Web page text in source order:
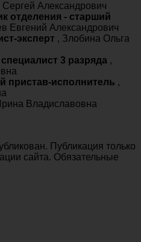
Александрович
отделения - старший
Евгений Александрович
эксперт , Злобина Ольга
3 разряда ,
пристав-исполнитель ,
Владиславовна
Публикация только
сайта. Обязательные